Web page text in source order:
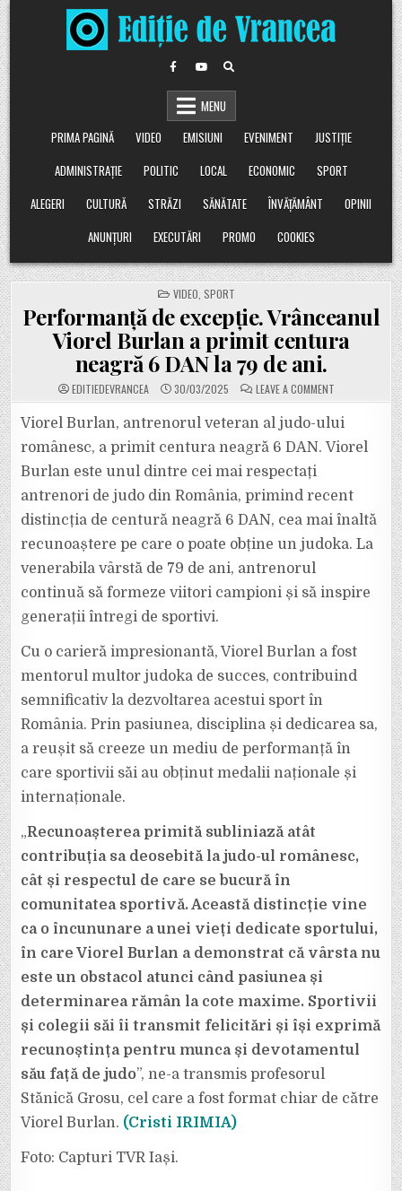
Skip
to
content
MENU
PRIMA PAGINĂ
VIDEO EMISIUNI EVENIMENT
JUSTIȚIE
ADMINISTRAȚIE
POLITIC LOCAL ECONOMIC
SPORT
ALEGERI
CULTURĂ STRĂZI SĂNĂTATE ÎNVĂȚĂMÂNT
OPINII
ANUNȚURI
EXECUTĂRI PROMO COOKIES
POSTED
IN
VIDEO SPORT
Performanță de excepție. Vrânceanul
Viorel Burlan a primit centura
neagră 6 DAN la 79 de ani.
EDITIEDEVRANCEA 30/03/2025 LEAVE A COMMENT
PERFORMANȚĂ
EXCEPȚIE.
VRÂNCEANUL
VIOREL
BURLAN
NEAGRĂ
DAN
LA
79
DE
Viorel Burlan, antrenorul veteran al judo-ului
românesc, a primit centura neagră 6 DAN. Viorel
Burlan este unul dintre cei mai respectați
antrenori de judo din România, primind recent
distincția de centură neagră 6 DAN, cea mai înaltă
recunoaștere pe care o poate obține un judoka. La
venerabila vârstă de 79 de ani, antrenorul
continuă să formeze viitori campioni și să inspire
generații întregi de sportivi.
Cu o carieră impresionantă, Viorel Burlan a fost
mentorul multor judoka de succes, contribuind
semnificativ la dezvoltarea acestui sport în
România. Prin pasiunea, disciplina și dedicarea sa,
a reușit să creeze un mediu de performanță în
care sportivii săi au obținut medalii naționale și
internaționale.
„Recunoașterea primită subliniază atât
contribuția sa deosebită la judo-ul românesc,
cât și respectul de care se bucură în
comunitatea sportivă. Această distincție vine
ca o încununare a unei vieți dedicate sportului,
în care Viorel Burlan a demonstrat că vârsta nu
este un obstacol atunci când pasiunea și
determinarea rămân la cote maxime. Sportivii
și colegii săi îi transmit felicitări și își exprimă
recunoștința pentru munca și devotamentul
său față de judo”, ne-a transmis profesorul
Stănică Grosu, cel care a fost format chiar de către
Viorel Burlan. (Cristi IRIMIA)
Foto: Capturi TVR Iași.